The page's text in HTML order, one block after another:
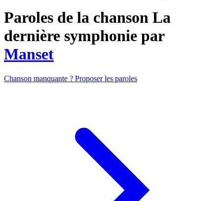
Paroles de la chanson La
dernière symphonie par
Manset
Chanson manquante ? Proposer les paroles